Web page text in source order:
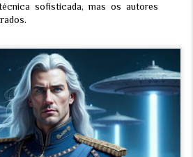
sofisticada, mas os autores